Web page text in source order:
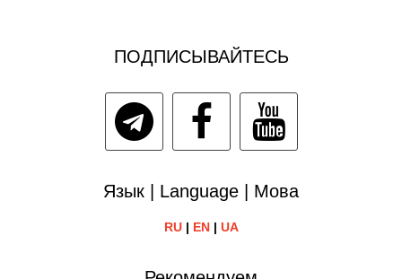
ПОДПИСЫВАЙТЕСЬ
Язык | Language | Мова
RU| EN| UA